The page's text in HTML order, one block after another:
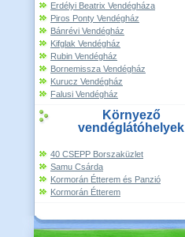
Erdélyi Beatrix Vendégháza
Piros Ponty Vendégház
Bánrévi Vendégház
Kifglak Vendégház
Rubin Vendégház
Bornemissza Vendégház
Kurucz Vendégház
Falusi Vendégház
Környező
vendéglátóhelyek
40 CSEPP Borszaküzlet
Samu Csárda
Kormorán Étterem és Panzió
Kormorán Étterem